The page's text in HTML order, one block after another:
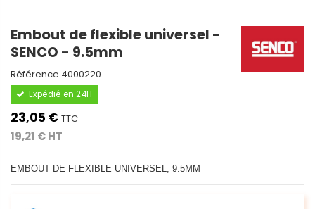
Embout de flexible universel -
SENCO - 9.5mm
Référence 4000220
Expédié en 24H
23,05 € TTC
19,21 € HT
EMBOUT DE FLEXIBLE UNIVERSEL, 9.5MM